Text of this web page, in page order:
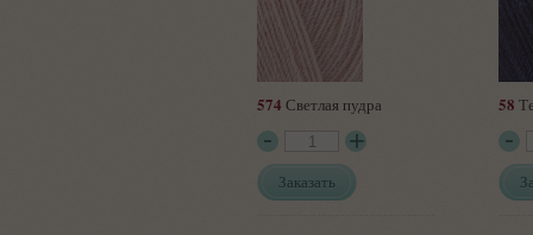
574 Светлая пудра
Заказать
58